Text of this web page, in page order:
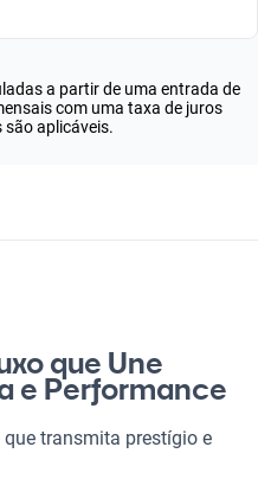
a partir de uma entrada de
com uma taxa de juros
são aplicáveis.
que Une
e Performance
transmita prestígio e
perfeita. Este SUV oferece